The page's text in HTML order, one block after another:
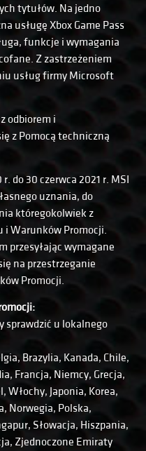
tytułów. Na jedno
usługę Xbox Game Pass
funkcje i wymagania
Z zastrzeżeniem
usług firmy Microsoft
odbiorem i
z Pomocą techniczną
do 30 czerwca 2021 r. MSI
uznania, do
któregokolwiek z
Warunków Promocji.
przesyłając wymagane
na przestrzeganie
Promocji.
sprawdzić u lokalnego
Brazylia, Kanada, Chile,
Francja, Niemcy, Grecja,
Włochy, Japonia, Korea,
Norwegia, Polska,
Słowacja, Hiszpania,
Zjednoczone Emiraty